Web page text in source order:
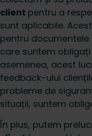
client pentru a
sunt aplicabile.
pentru
care suntem
asemenea, acest
feedback-ului
probleme de
situații, suntem
În plus, putem